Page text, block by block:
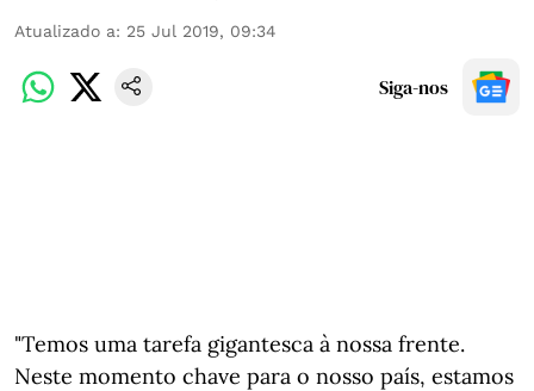
Atualizado a: 25 Jul 2019, 09:34
Siga-nos
"Temos uma tarefa gigantesca à nossa frente.
Neste momento chave para o nosso país, estamos